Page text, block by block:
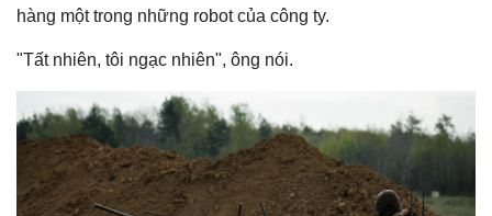
hàng một trong những robot của công ty.
"Tất nhiên, tôi ngạc nhiên", ông nói.